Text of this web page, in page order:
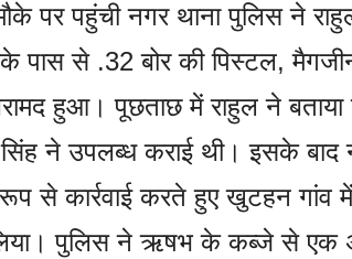
पर पहुंची नगर थाना पुलिस ने
पास से .32 बोर की पिस्टल,
हुआ। पूछताछ में राहुल ने
ने उपलब्ध कराई थी। इसके
से कार्रवाई करते हुए खुटहन गांव
पुलिस ने ऋषभ के कब्जे से एक